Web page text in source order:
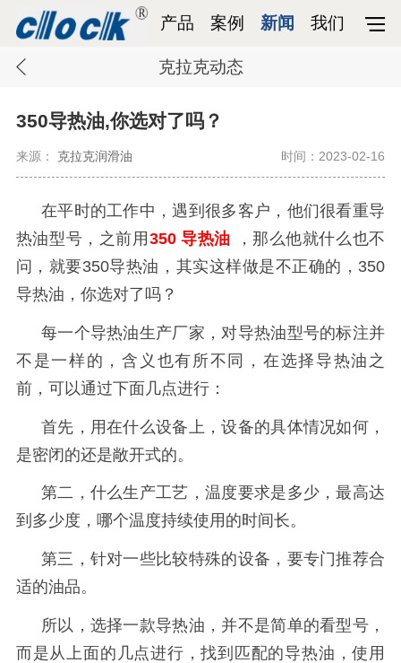
产品 案例 新闻 我们
克拉克动态
350导热油,你选对了吗？
来源： 克拉克润滑油 时间：2023-02-16
在平时的工作中，遇到很多客户，他们很看重导
热油型号，之前用 350 导热油
，那么他就什么也不
问，就要350导热油，其实这样做是不正确的， 350
导热油，你选对了吗？
每一个导热油生产厂家，对导热油型号的标注并
不是一样的，含义也有所不同，在选择导热油之
前，可以通过下面几点进行：
首先，用在什么设备上，设备的具体情况如何，
是密闭的还是敞开式的。
第二，什么生产工艺，温度要求是多少，最高达
到多少度，哪个温度持续使用的时间长。
第三，针对一些比较特殊的设备，要专门推荐合
适的油品。
所以，选择一款导热油，并不是简单的看型号，
而是从上面的几点进行，找到匹配的导热油，使用